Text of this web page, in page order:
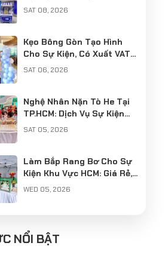
Chuyên Nghiệp
SAT 08, 2026
Kẹo Bông Gòn Tạo Hình
Cho Sự Kiện, Có Xuất VAT
Chuyên Nghiệp
SAT 06, 2026
Nghệ Nhân Nặn Tò He Tại
TP.HCM: Dịch Vụ Sự Kiện
Chuyên Nghiệp, Có VAT
SAT 05, 2026
Làm Bắp Rang Bơ Cho Sự
Kiện Khu Vực HCM: Giá Rẻ,
Chuyên Nghiệp, Có Xuất
WED 05, 2026
Tò He Khu Vực Hà Nội: Giữ
Hồn Nét Việt Cho Sự Kiện
NỔI BẬT